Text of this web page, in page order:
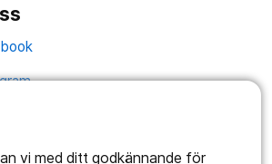
vi med ditt godkännande för